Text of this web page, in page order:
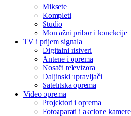
Miksete
Kompleti
Studio
Montažni pribor i konekcije
TV i prijem signala
Digitalni risiveri
Antene i oprema
Nosači televizora
Daljinski upravljači
Satelitska oprema
Video oprema
Projektori i oprema
Fotoaparati i akcione kamere